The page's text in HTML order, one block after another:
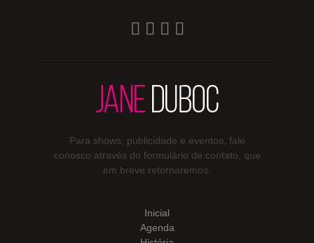
Para shows, publicidade e eventos, fale
conosco através do formulário de contato, que
em breve retornaremos.
Inicial
Agenda